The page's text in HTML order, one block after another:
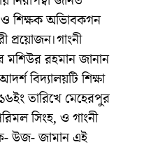
ও শিক্ষক অভিাবকগন
প্রয়োজন।গাংনী
মশিউর রহমান জানান
বিদ্যালয়টি শিক্ষা
তারিখে মেহেরপুর
সিংহ, ও গাংনী
উজ- জামান এই